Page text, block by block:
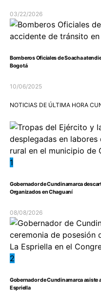
03/22/2026
Bomberos Oficiales de Soacha
Bogotá
10/06/2025
NOTICIAS DE ÚLTIMA HORA
1
Gobernador de Cundinamarca
Organizados en Chaguaní
08/08/2026
2
Gobernador de Cundinamarca asiste
Espriella